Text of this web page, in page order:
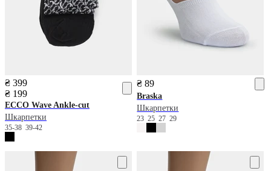
₴ 399
₴ 199
ECCO Wave Ankle-cut
Шкарпетки
35-38 39-42
₴ 89
Braska
Шкарпетки
23252729